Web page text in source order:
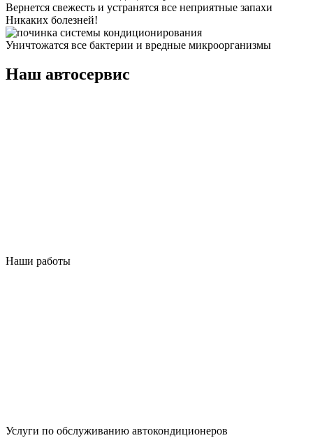
Вернется свежесть и устранятся все неприятные запахи
Никаких болезней!
Уничтожатся все бактерии и вредные микроорганизмы
Наш автосервис
Наши работы
Услуги по обслуживанию автокондиционеров